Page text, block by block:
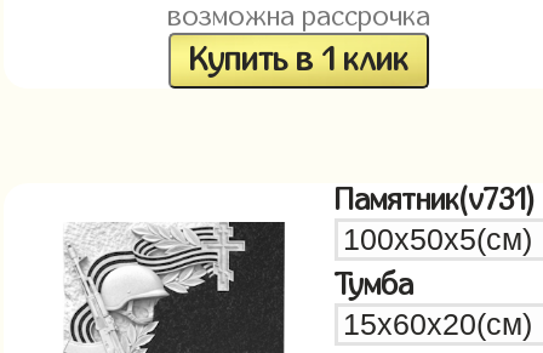
возможна рассрочка
Купить в 1 клик
Памятник(v731)
Тумба